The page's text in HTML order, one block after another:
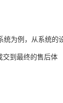
统为例，从系统的
交到最终的售后体